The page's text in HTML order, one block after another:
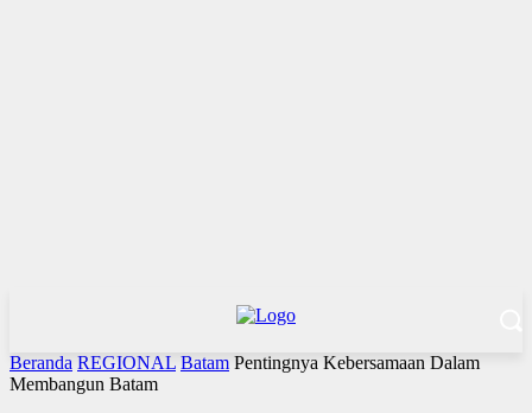
Beranda REGIONAL Batam Pentingnya Kebersamaan Dalam
Membangun Batam